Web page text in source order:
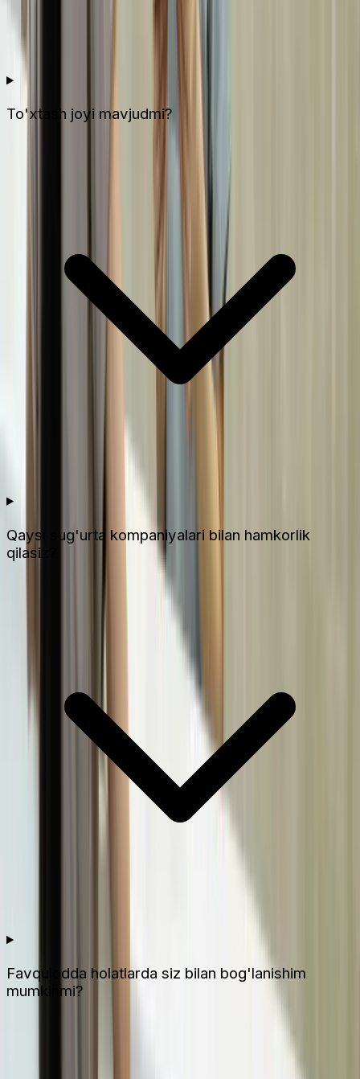
To'xtash joyi mavjudmi?
Qaysi sug'urta kompaniyalari bilan hamkorlik
qilasiz?
Favqulodda holatlarda siz bilan bog'lanishim
mumkinmi?